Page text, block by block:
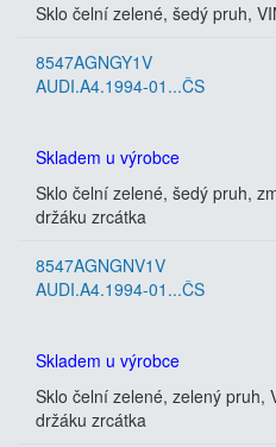
Sklo čelní zelené, šedý pruh,
8547AGNGY1V
AUDI.A4.1994-01...ČS
Skladem u výrobce
Sklo čelní zelené, šedý pruh,
držáku zrcátka
8547AGNGNV1V
AUDI.A4.1994-01...ČS
Skladem u výrobce
Sklo čelní zelené, zelený pruh,
držáku zrcátka